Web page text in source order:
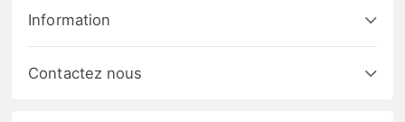
Information
Contactez nous